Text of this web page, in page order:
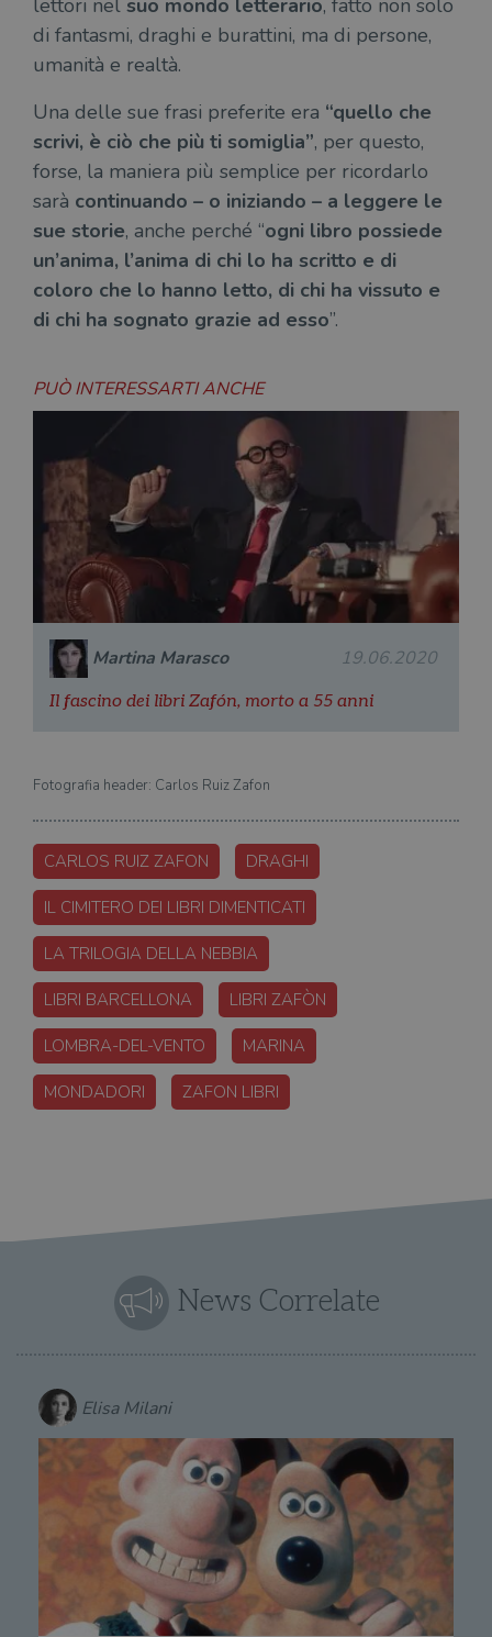
lettori nel suo mondo letterario, fatto non solo
di fantasmi, draghi e burattini, ma di persone,
umanità e realtà.
Una delle sue frasi preferite era “quello che
scrivi, è ciò che più ti somiglia”, per questo,
forse, la maniera più semplice per ricordarlo
sarà continuando – o iniziando – a leggere le
sue storie, anche perché “ogni libro possiede
un’anima, l’anima di chi lo ha scritto e di
coloro che lo hanno letto, di chi ha vissuto e
di chi ha sognato grazie ad esso”.
PUÒ INTERESSARTI ANCHE
Martina Marasco 19.06.2020
Il fascino dei libri Zafón, morto a 55 anni
Fotografia header: Carlos Ruiz Zafon
CARLOS RUIZ ZAFON DRAGHI
IL CIMITERO DEI LIBRI DIMENTICATI
LA TRILOGIA DELLA NEBBIA
LIBRI BARCELLONA LIBRI ZAFÒN
LOMBRA-DEL-VENTO MARINA
MONDADORI ZAFON LIBRI
News Correlate
Elisa Milani